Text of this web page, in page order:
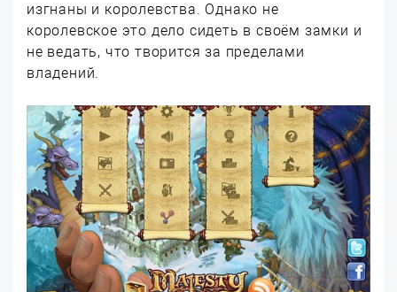
изгнаны и королевства. Однако не
королевское это дело сидеть в своём замки и
не ведать, что творится за пределами
владений.